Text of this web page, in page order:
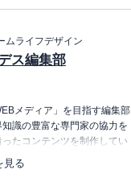
ムライフデザイン
ス編集部
メディア」を目指す編集部
識の豊富な専門家の協力を
たコンテンツを制作してい
に、読者の「まよい」を解
ンテンツを制作中です。
見る